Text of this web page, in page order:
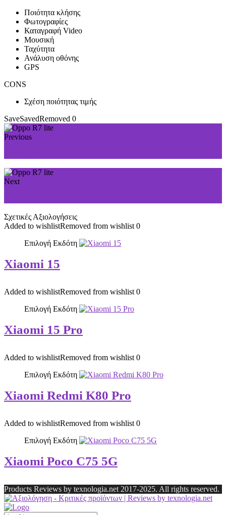
Ποιότητα κλήσης
Φωτογραφίες
Καταγραφή Video
Μουσική
Ταχύτητα
Ανάλυση οθόνης
GPS
CONS
Σχέση ποιότητας τιμής
SaveSavedRemoved 0
Previous
Next
Σχετικές Αξιολογήσεις
Added to wishlistRemoved from wishlist 0
Επιλογή Εκδότη
Xiaomi 15
Added to wishlistRemoved from wishlist 0
Επιλογή Εκδότη
Xiaomi 15 Pro
Added to wishlistRemoved from wishlist 0
Επιλογή Εκδότη
Xiaomi Redmi K80 Pro
Added to wishlistRemoved from wishlist 0
Επιλογή Εκδότη
Xiaomi Poco C75 5G
Products Reviews by texnologia.net 2017-2025. All rights reserved.